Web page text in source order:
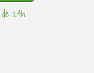
24h.